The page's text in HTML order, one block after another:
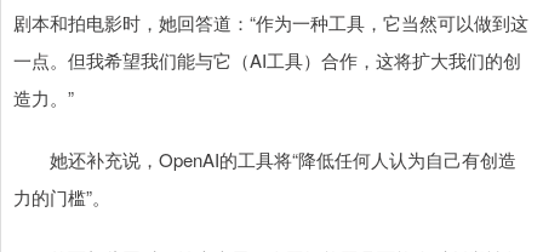
剧本和拍电影时，她回答道：“作为一种工具，它当然可以做到这
一点。但我希望我们能与它（AI工具）合作，这将扩大我们的创
造力。”
她还补充说，OpenAI的工具将“降低任何人认为自己有创造
力的门槛”。